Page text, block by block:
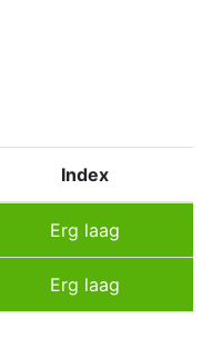
Index
Erg laag
Erg laag